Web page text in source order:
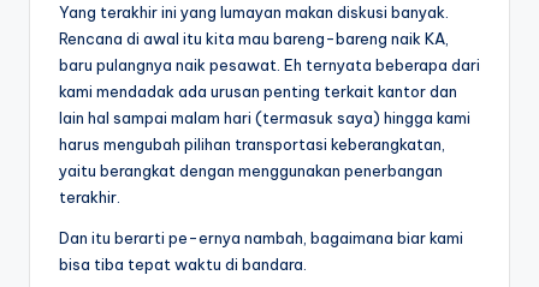
Yang terakhir ini yang lumayan makan diskusi banyak.
Rencana di awal itu kita mau bareng-bareng naik KA,
baru pulangnya naik pesawat. Eh ternyata beberapa dari
kami mendadak ada urusan penting terkait kantor dan
lain hal sampai malam hari (termasuk saya) hingga kami
harus mengubah pilihan transportasi keberangkatan,
yaitu berangkat dengan menggunakan penerbangan
terakhir.
Dan itu berarti pe-ernya nambah, bagaimana biar kami
bisa tiba tepat waktu di bandara.